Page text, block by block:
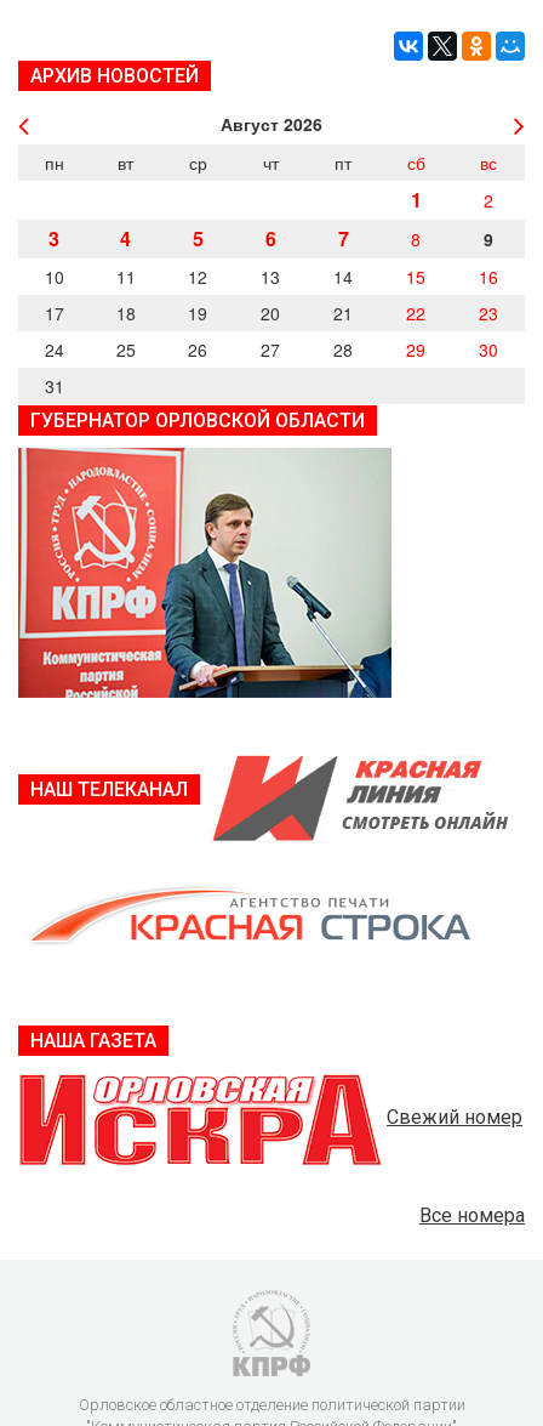
АРХИВ НОВОСТЕЙ
Август 2026
пн
вт ср чт пт сб вс
1 2
3 4 5 6 7 8
9
10
11 12 13 14 15
16
17
18 19 20 21 22
23
24
25 26 27 28 29
30
31
ГУБЕРНАТОР ОРЛОВСКОЙ ОБЛАСТИ
НАШ ТЕЛЕКАНАЛ
НАША ГАЗЕТА
Свежий номер
Все номера
Орловское областное отделение политической партии